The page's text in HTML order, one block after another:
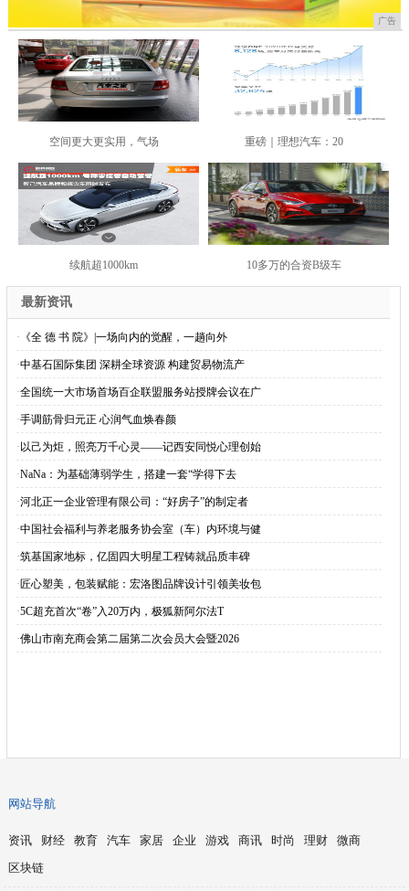
广告
空间更大更实用，气场 重磅｜理想汽车：20
续航超1000km 10多万的合资B级车
最新资讯
· 《全 德 书 院》|一场向内的觉醒，一趟向外
·中基石国际集团 深耕全球资源 构建贸易物流产
·全国统一大市场首场百企联盟服务站授牌会议在广
·手调筋骨归元正 心润气血焕春颜
· 以己为炬，照亮万千心灵——记西安同悦心理创始
·NaNa：为基础薄弱学生，搭建一套“学得下去
·河北正一企业管理有限公司：“好房子”的制定者
·中国社会福利与养老服务协会室（车）内环境与健
·筑基国家地标，亿固四大明星工程铸就品质丰碑
· 匠心塑美，包装赋能：宏洛图品牌设计引领美妆包
·5C超充首次“卷”入20万内，极狐新阿尔法T
·佛山市南充商会第二届第二次会员大会暨2026
网站导航
资讯 财经 教育 汽车 家居 企业 游戏 商讯 时尚 理财
微商
区块链